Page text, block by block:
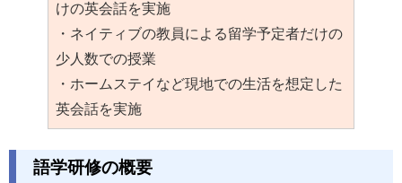
けの英会話を実施
・ネイティブの教員による留学予定者だけの
少人数での授業
・ホームステイなど現地での生活を想定した
英会話を実施
語学研修の概要